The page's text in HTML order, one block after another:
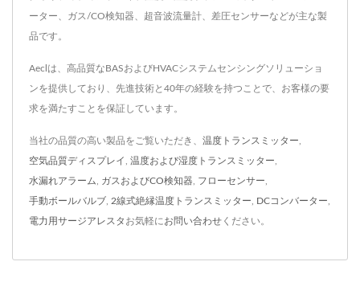
ーター、ガス/CO検知器、超音波流量計、差圧センサーなどが主な製
品です。
Aeclは、高品質なBASおよびHVACシステムセンシングソリューショ
ンを提供しており、先進技術と40年の経験を持つことで、お客様の要
求を満たすことを保証しています。
当社の品質の高い製品をご覧いただき、 温度トランスミッター
空気品質ディスプレイ 温度および湿度トランスミッター
水漏れアラーム ガスおよびCO検知器 フローセンサー
手動ボールバルブ 2線式絶縁温度トランスミッター DCコンバーター
電力用サージアレスタ お気軽にお問い合わせ ください。